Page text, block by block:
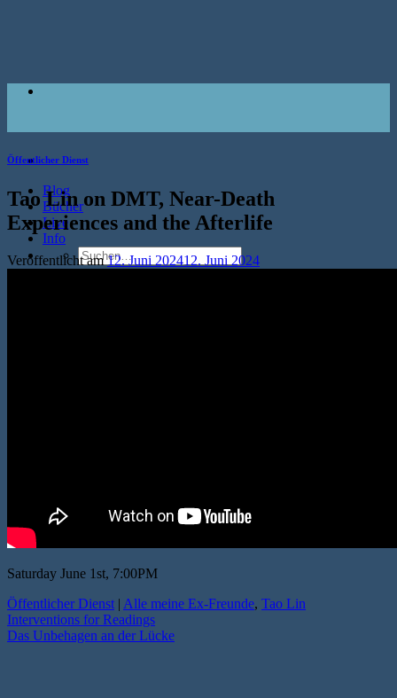
Blog
Bücher
Live
Info
Suche
nach:
Öffentlicher Dienst
Tao Lin on DMT, Near-Death
Experiences and the Afterlife
Veröffentlicht am12. Juni 202412. Juni 2024
Saturday June 1st, 7:00PM
Öffentlicher Dienst | Alle meine Ex-Freunde, Tao Lin
Interventions for Readings
Das Unbehagen an der Lücke